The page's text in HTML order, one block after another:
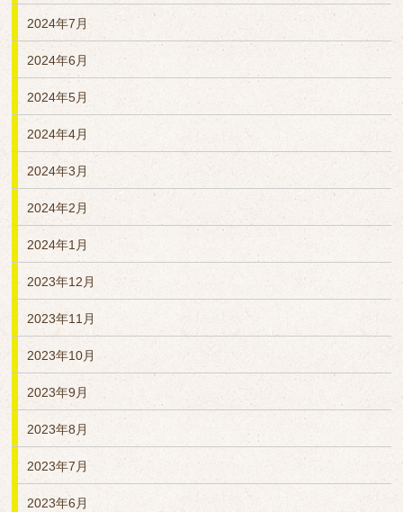
2024年7月
2024年6月
2024年5月
2024年4月
2024年3月
2024年2月
2024年1月
2023年12月
2023年11月
2023年10月
2023年9月
2023年8月
2023年7月
2023年6月